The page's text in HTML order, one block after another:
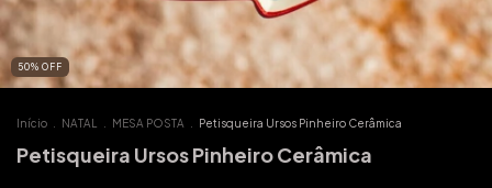
50% OFF
Início NATAL MESA POSTA Petisqueira Ursos Pinheiro Cerâmica
Petisqueira Ursos Pinheiro Cerâmica